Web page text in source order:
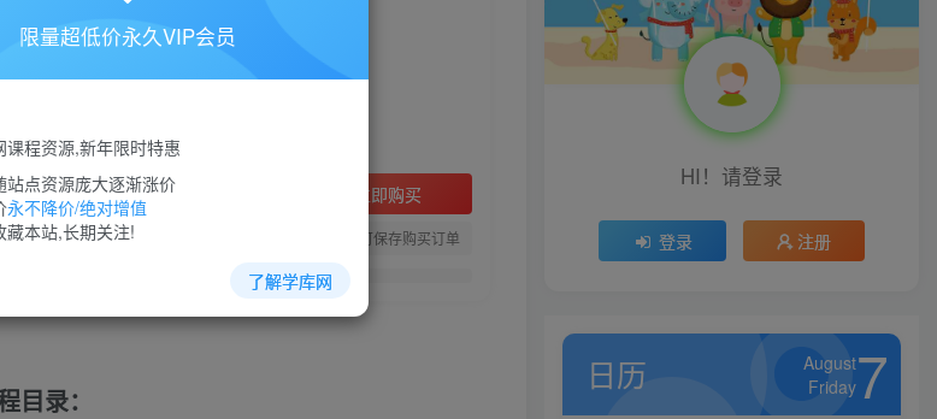
费后查看
立即购买
您当前未登录！建议登陆后购买，可保存购买订单
录：
HI！请登录
登录 注册
日历
August
Friday7
限量超低价永久VIP会员
课程资源,新年限时特惠
站点资源庞大逐渐涨价
永不降价/绝对增值
藏本站,长期关注!
了解学库网